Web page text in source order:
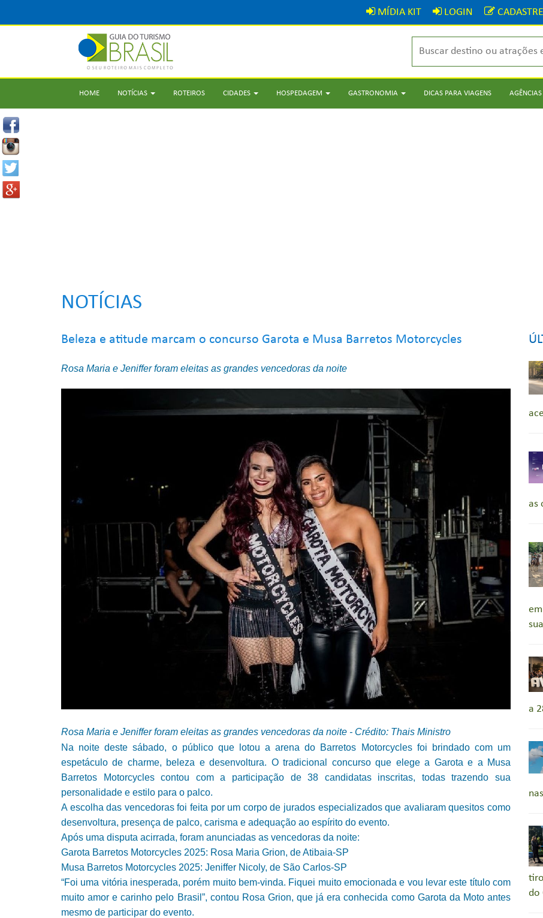
MÍDIA KIT LOGIN
HOME NOTÍCIAS ROTEIROS CIDADES HOSPEDAGEM GASTRONOMIA DICAS PARA VIAGENS
NOTÍCIAS
Beleza e atitude marcam o concurso Garota e Musa Barretos Motorcycles
Rosa Maria e Jeniffer foram eleitas as grandes vencedoras da noite
Rosa Maria e Jeniffer foram eleitas as grandes vencedoras da noite - Crédito: Thais Ministro
Na noite deste sábado, o público que lotou a arena do Barretos Motorcycles foi brindado com um
espetáculo de charme, beleza e desenvoltura. O tradicional concurso que elege a Garota e a Musa
Barretos Motorcycles contou com a participação de 38 candidatas inscritas, todas trazendo sua
personalidade e estilo para o palco.
A escolha das vencedoras foi feita por um corpo de jurados especializados que avaliaram quesitos como
desenvoltura, presença de palco, carisma e adequação ao espírito do evento.
Após uma disputa acirrada, foram anunciadas as vencedoras da noite:
Garota Barretos Motorcycles 2025: Rosa Maria Grion, de Atibaia-SP
Musa Barretos Motorcycles 2025: Jeniffer Nicoly, de São Carlos-SP
“Foi uma vitória inesperada, porém muito bem-vinda. Fiquei muito emocionada e vou levar este título com
muito amor e carinho pelo Brasil”, contou Rosa Grion, que já era conhecida como Garota da Moto antes
mesmo de participar do evento.
as
a
do